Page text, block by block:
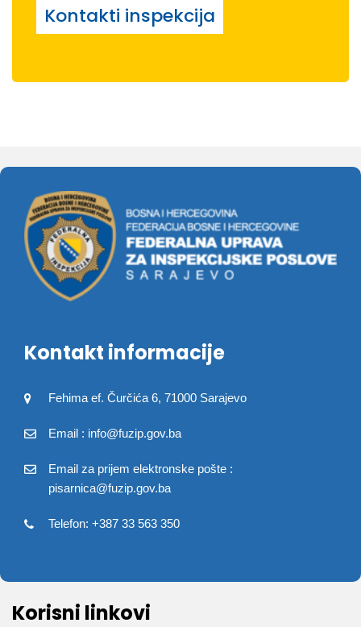
Kontakti inspekcija
Kontakt informacije
Fehima ef. Čurčića 6, 71000 Sarajevo
Email : info@fuzip.gov.ba
Email za prijem elektronske pošte :
pisarnica@fuzip.gov.ba
Telefon: +387 33 563 350
Korisni linkovi